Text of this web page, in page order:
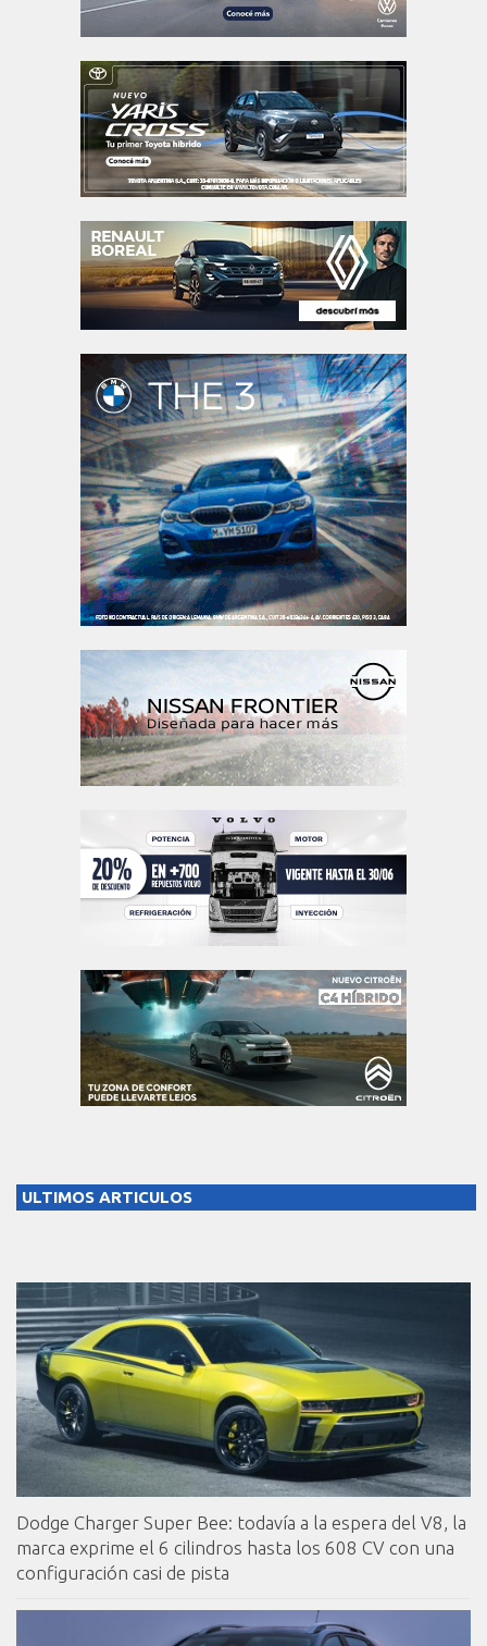
ULTIMOS ARTICULOS
Dodge Charger Super Bee: todavía a la espera del V8, la
marca exprime el 6 cilindros hasta los 608 CV con una
configuración casi de pista